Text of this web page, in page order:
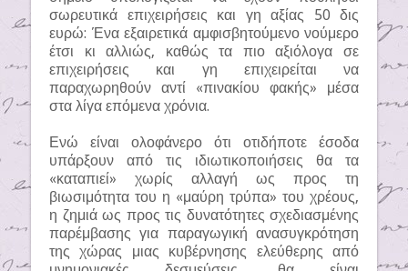
σωρευτικά επιχειρήσεις και γη αξίας 50 δις
ευρώ: Ένα εξαιρετικά αμφισβητούμενο νούμερο
έτσι κι αλλιώς, καθώς τα πιο αξιόλογα σε
επιχειρήσεις και γη επιχειρείται να
παραχωρηθούν αντί «πινακίου φακής» μέσα
στα λίγα επόμενα χρόνια.
Ενώ είναι ολοφάνερο ότι οτιδήποτε έσοδα
υπάρξουν από τις ιδιωτικοποιήσεις θα τα
«καταπιεί» χωρίς αλλαγή ως προς τη
βιωσιμότητα του η «μαύρη τρύπα» του χρέους,
η ζημιά ως προς τις δυνατότητες σχεδιασμένης
παρέμβασης για παραγωγική ανασυγκρότηση
της χώρας μιας κυβέρνησης ελεύθερης από